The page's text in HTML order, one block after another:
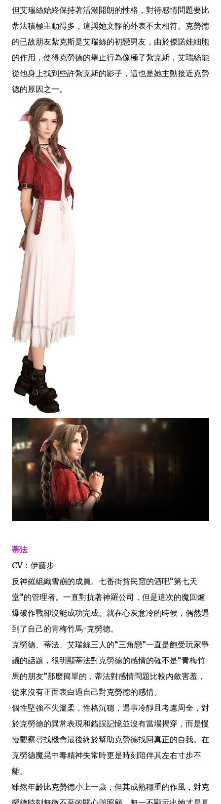
但艾瑞絲始終保持著活潑開朗的性格，對待感情問題要比
蒂法積極主動得多，這與她文靜的外表不太相符。克勞德
的已故朋友紮克斯是艾瑞絲的初戀男友，由於傑諾娃細胞
的作用，使得克勞德的舉止行為像極了紮克斯，艾瑞絲能
從他身上找到些許紮克斯的影子，這也是她主動接近克勞
德的原因之一。
蒂法
CV：伊藤步
反神羅組織雪崩的成員。七番街貧民窟的酒吧“第七天
堂”的管理者。一直對抗著神羅公司，但是這次的魔回爐
爆破作戰卻沒能成功完成。就在心灰意冷的時候，偶然遇
到了自己的青梅竹馬-克勞德。
克勞德、蒂法、艾瑞絲三人的“三角戀”一直是飽受玩家爭
議的話題，很明顯蒂法對克勞德的感情的確不是“青梅竹
馬的朋友”那麼簡單的，蒂法對感情問題比較內斂害羞，
從來沒有正面表白過自己對克勞德的感情。
個性堅強不失溫柔，性格沉穩，遇事冷靜且考慮周全，對
於克勞德的異常表現和錯誤記憶並沒有當場揭穿，而是慢
慢觀察尋找機會最後終於幫助克勞德找回真正的自我。在
克勞德魔晃中毒精神失常時更是時刻陪伴其左右寸步不
離。
雖然年齡比克勞德小上一歲，但其成熟穩重的作風，對克